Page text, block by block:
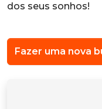
dos seus sonhos!
Fazer uma nova